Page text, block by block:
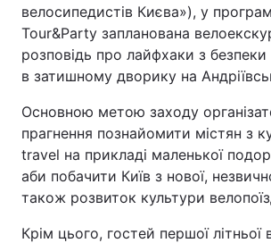
велосипедистів Києва»), у
Tour&Party запланована
розповідь про лайфхаки з безпеки
в затишному дворику на
Основною метою заходу
прагнення познайомити містян з
travel на прикладі маленької
аби побачити Київ з нової,
також розвиток культури
Крім цього, гостей першої літньої